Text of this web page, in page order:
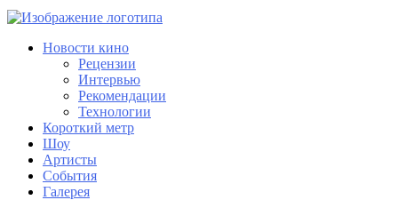
Новости кино
Рецензии
Интервью
Рекомендации
Технологии
Короткий метр
Шоу
Артисты
События
Галерея